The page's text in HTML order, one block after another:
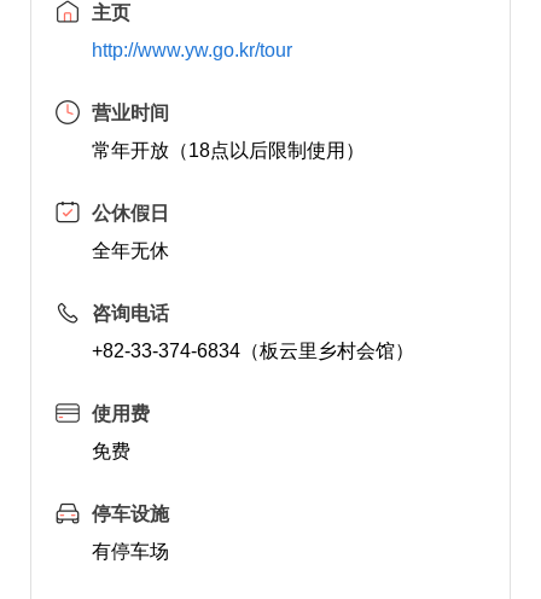
主页
http://www.yw.go.kr/tour
营业时间
常年开放（18点以后限制使用）
公休假日
全年无休
咨询电话
+82-33-374-6834（板云里乡村会馆）
使用费
免费
停车设施
有停车场